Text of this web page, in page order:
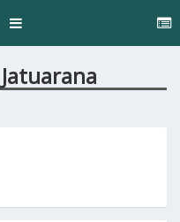
Toggle